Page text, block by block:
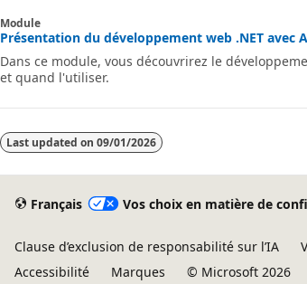
Module
Présentation du développement web .NET avec
Dans ce module, vous découvrirez le
et quand l'utiliser.
Last updated on 09/01/2026
Français Vos choix en matière de
Clause d’exclusion de responsabilité sur l’IA
Accessibilité
Marques © Microsoft 2026